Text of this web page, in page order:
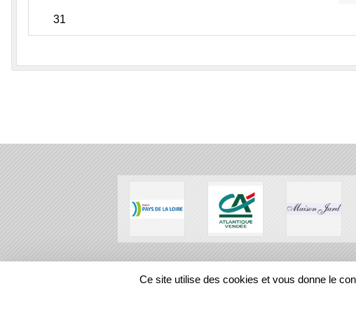
31
REGIONS
Ce site utilise des cookies et vous donne le